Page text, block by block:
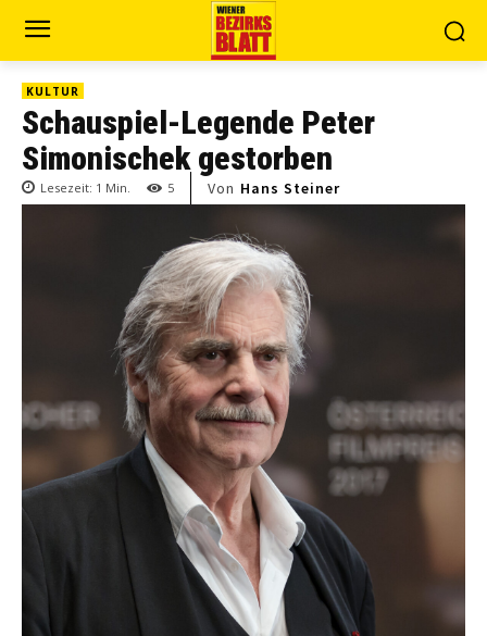
KULTUR
Schauspiel-Legende Peter
Simonischek gestorben
Lesezeit: 1 Min. 5 Von Hans Steiner